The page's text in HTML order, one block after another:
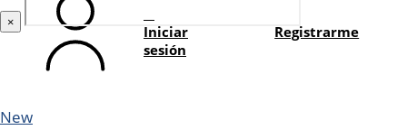
Iniciar
sesión
Registrarme
New
×